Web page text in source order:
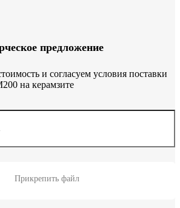
предложение
и согласуем условия поставки
на керамзите
Прикрепить файл